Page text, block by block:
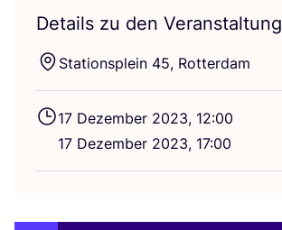
Details zu den Veranstaltung
Sta­ti­ons­plein 45, Rotterdam
17 Dezem­ber 2023, 12:00
17 Dezem­ber 2023, 17:00